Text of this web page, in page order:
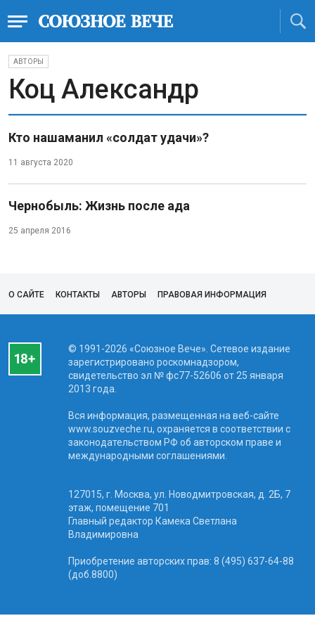
АВТОРЫ
Коц Александр
Кто нашаманил «солдат удачи»?
11 августа 2020
Чернобыль: Жизнь после ада
25 апреля 2016
О САЙТЕ КОНТАКТЫ АВТОРЫ ПРАВОВАЯ ИНФОРМАЦИЯ
© 1991-2026 «Союзное Вече». Сетевое издание
зарегистрировано роскомнадзором,
свидетельство эл № фc77-52606 от 25 января
2013 года.
Вся информация, размещенная на веб-сайте
www.souzveche.ru, охраняется в соответствии с
законодательством РФ об авторском праве и
международными соглашениями.
127015, г. Москва, ул. Новодмитровская, д. 2Б, 7
этаж, помещение 701
Главный редактор Камека Светлана
Владимировна
Приобретение авторских прав: 8 (495) 637-64-88
(доб.8800)